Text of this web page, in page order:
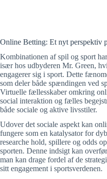
Online Betting: Et nyt perspektiv
Kombinationen af spil og sport
især hos udbyderen Mr. Green,
engagerer sig i sport. Dette
som deler både spændingen ved
Virtuelle fællesskaber omkring
social interaktion og fælles
både sociale og aktive livsstiler.
Udover det sociale aspekt kan
fungere som en katalysator for
researche hold, spillere og odds
sporten. Denne indsigt kan
man kan drage fordel af de
sitt engagement i sportsverdenen.